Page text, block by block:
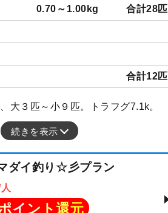
0.70～1.00kg 合計28匹
合計12匹
大３匹～小９匹。トラフグ7.1k。
続きを表示